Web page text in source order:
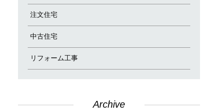
注文住宅
中古住宅
リフォーム工事
Archive